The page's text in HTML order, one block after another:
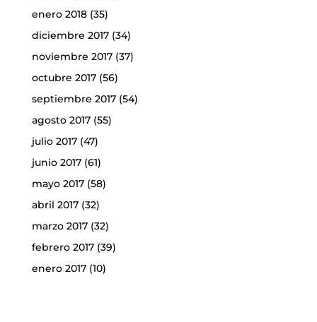
enero 2018(35)
diciembre 2017(34)
noviembre 2017(37)
octubre 2017(56)
septiembre 2017(54)
agosto 2017(55)
julio 2017(47)
junio 2017(61)
mayo 2017(58)
abril 2017(32)
marzo 2017(32)
febrero 2017(39)
enero 2017(10)